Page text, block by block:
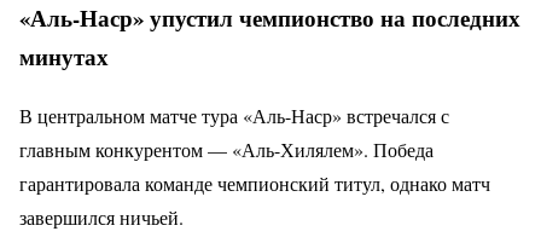
«Аль-Наср» упустил чемпионство на последних
минутах
В центральном матче тура «Аль-Наср» встречался с
главным конкурентом — «Аль-Хилялем». Победа
гарантировала команде чемпионский титул, однако матч
завершился ничьей.